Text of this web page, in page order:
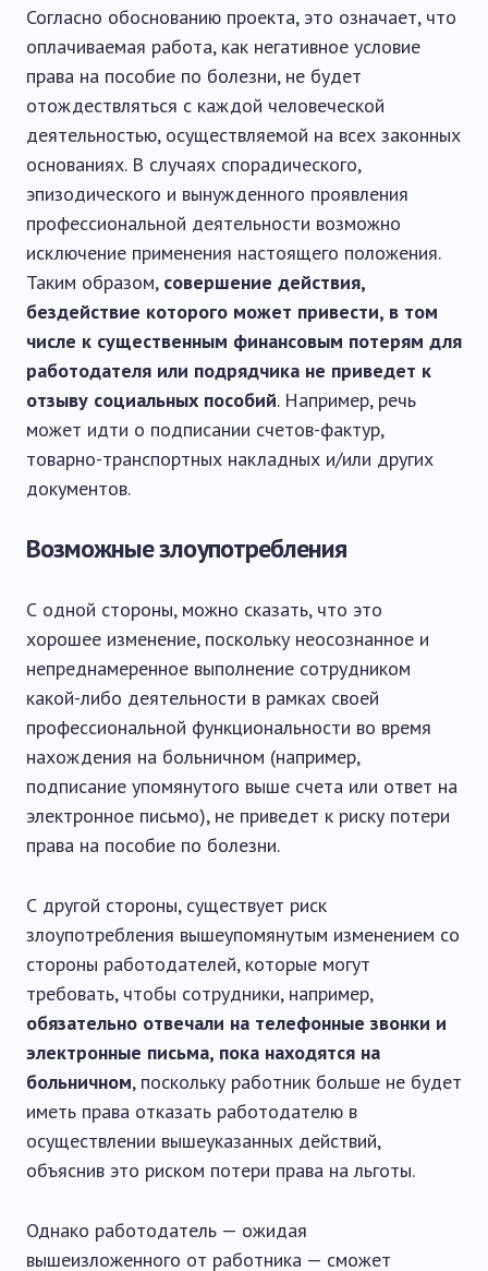
Согласно обоснованию проекта, это означает, что
оплачиваемая работа, как негативное условие
права на пособие по болезни, не будет
отождествляться с каждой человеческой
деятельностью, осуществляемой на всех законных
основаниях. В случаях спорадического,
эпизодического и вынужденного проявления
профессиональной деятельности возможно
исключение применения настоящего положения.
Таким образом, совершение действия,
бездействие которого может привести, в том
числе к существенным финансовым потерям для
работодателя или подрядчика не приведет к
отзыву социальных пособий. Например, речь
может идти о подписании счетов-фактур,
товарно-транспортных накладных и/или других
документов.
Возможные злоупотребления
С одной стороны, можно сказать, что это
хорошее изменение, поскольку неосознанное и
непреднамеренное выполнение сотрудником
какой-либо деятельности в рамках своей
профессиональной функциональности во время
нахождения на больничном (например,
подписание упомянутого выше счета или ответ на
электронное письмо), не приведет к риску потери
права на пособие по болезни.
С другой стороны, существует риск
злоупотребления вышеупомянутым изменением со
стороны работодателей, которые могут
требовать, чтобы сотрудники, например,
обязательно отвечали на телефонные звонки и
электронные письма, пока находятся на
больничном, поскольку работник больше не будет
иметь права отказать работодателю в
осуществлении вышеуказанных действий,
объяснив это риском потери права на льготы.
Однако работодатель — ожидая
вышеизложенного от работника — сможет